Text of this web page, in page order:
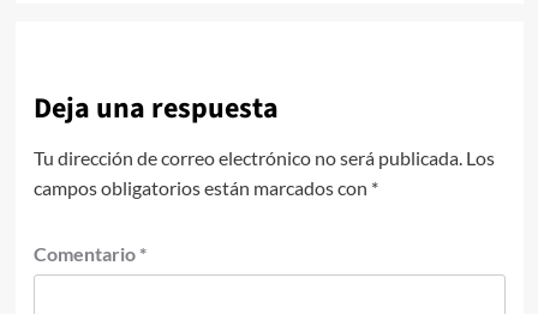
Deja una respuesta
Tu dirección de correo electrónico no será publicada. Los
campos obligatorios están marcados con *
Comentario *